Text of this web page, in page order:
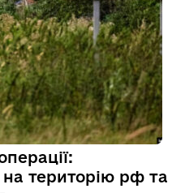
територію рф та